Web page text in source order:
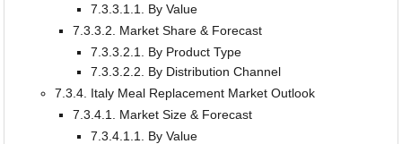
7.3.3.1.1. By Value
7.3.3.2. Market Share & Forecast
7.3.3.2.1. By Product Type
7.3.3.2.2. By Distribution Channel
7.3.4. Italy Meal Replacement Market Outlook
7.3.4.1. Market Size & Forecast
7.3.4.1.1. By Value